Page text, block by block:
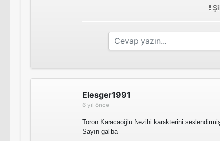
Elesger1991
6 yıl önce
Toron Karacaoğlu Nezihi karakterini
Sayın galiba